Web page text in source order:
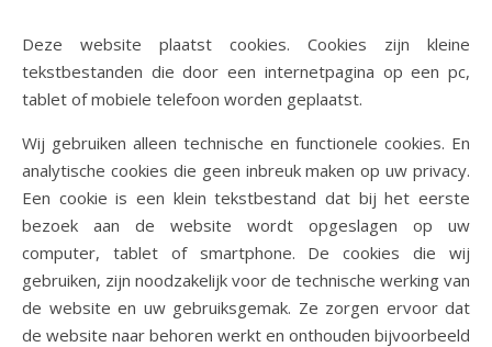
Deze website plaatst cookies. Cookies zijn kleine
tekstbestanden die door een internetpagina op een pc,
tablet of mobiele telefoon worden geplaatst.
Wij gebruiken alleen technische en functionele cookies. En
analytische cookies die geen inbreuk maken op uw privacy.
Een cookie is een klein tekstbestand dat bij het eerste
bezoek aan de website wordt opgeslagen op uw
computer, tablet of smartphone. De cookies die wij
gebruiken, zijn noodzakelijk voor de technische werking van
de website en uw gebruiksgemak. Ze zorgen ervoor dat
de website naar behoren werkt en onthouden bijvoorbeeld